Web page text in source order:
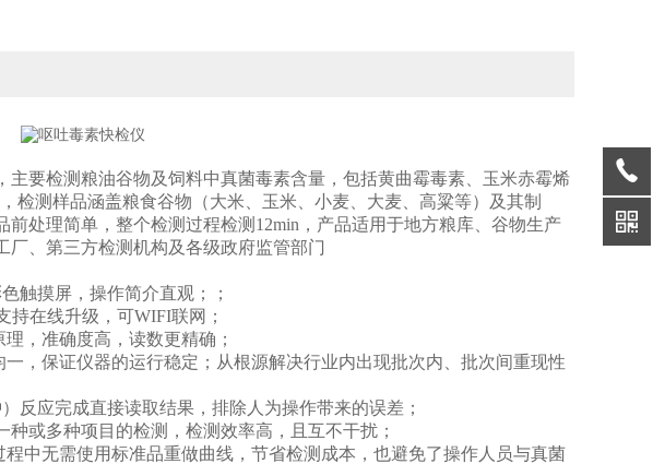
要检测粮油谷物及饲料中真菌毒素含量，包括黄曲霉毒素、玉米赤霉烯
检测样品涵盖粮食谷物（大米、玉米、小麦、大麦、高粱等）及其制
处理简单，整个检测过程检测12min，产品适用于地方粮库、谷物生产
、第三方检测机构及各级政府监管部门
摸屏，操作简介直观；；
在线升级，可WIFI联网；
，准确度高，读数更精确；
保证仪器的运行稳定；从根源解决行业内出现批次内、批次间重现性
应完成直接读取结果，排除人为操作带来的误差；
或多种项目的检测，检测效率高，且互不干扰；
无需使用标准品重做曲线，节省检测成本，也避免了操作人员与真菌